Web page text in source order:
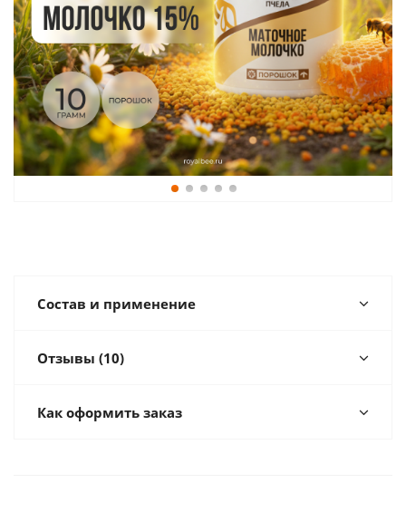
Состав и применение
Отзывы (10)
Как оформить заказ